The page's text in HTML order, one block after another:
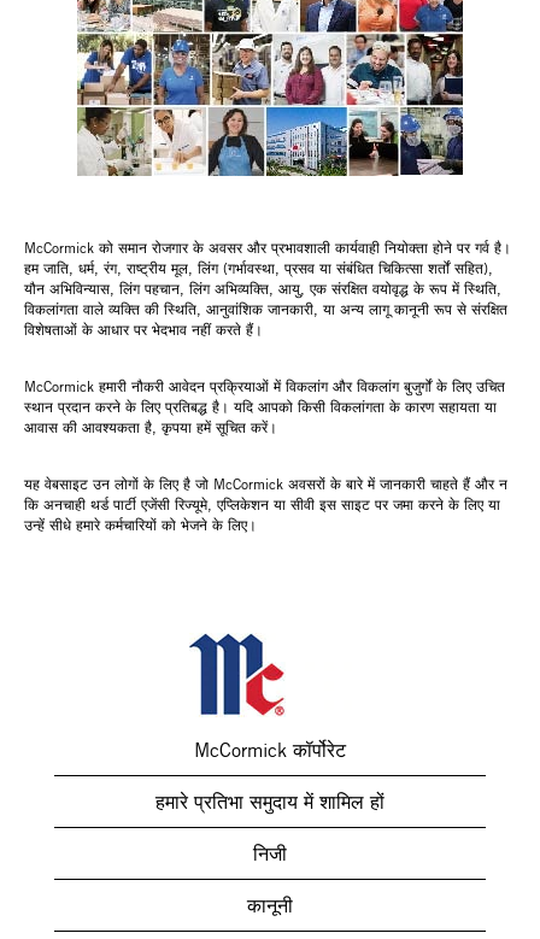
McCormick को समान रोजगार के अवसर और प्रभावशाली कार्यवाही नियोक्ता होने पर गर्व है।
हम जाति, धर्म, रंग, राष्ट्रीय मूल, लिंग (गर्भावस्था, प्रसव या संबंधित चिकित्सा शर्तों सहित),
यौन अभिविन्यास, लिंग पहचान, लिंग अभिव्यक्ति, आयु, एक संरक्षित वयोवृद्ध के रूप में स्थिति,
विकलांगता वाले व्यक्ति की स्थिति, आनुवांशिक जानकारी, या अन्य लागू कानूनी रूप से संरक्षित
विशेषताओं के आधार पर भेदभाव नहीं करते हैं।
McCormick हमारी नौकरी आवेदन प्रक्रियाओं में विकलांग और विकलांग बुजुर्गों के लिए उचित
स्थान प्रदान करने के लिए प्रतिबद्ध है। यदि आपको किसी विकलांगता के कारण सहायता या
आवास की आवश्यकता है, कृपया हमें सूचित करें।
यह वेबसाइट उन लोगों के लिए है जो McCormick अवसरों के बारे में जानकारी चाहते हैं और न
कि अनचाही थर्ड पार्टी एजेंसी रिज्यूमे, एप्लिकेशन या सीवी इस साइट पर जमा करने के लिए या
उन्हें सीधे हमारे कर्मचारियों को भेजने के लिए।
McCormick कॉर्पोरेट
हमारे प्रतिभा समुदाय में शामिल हों
निजी
कानूनी